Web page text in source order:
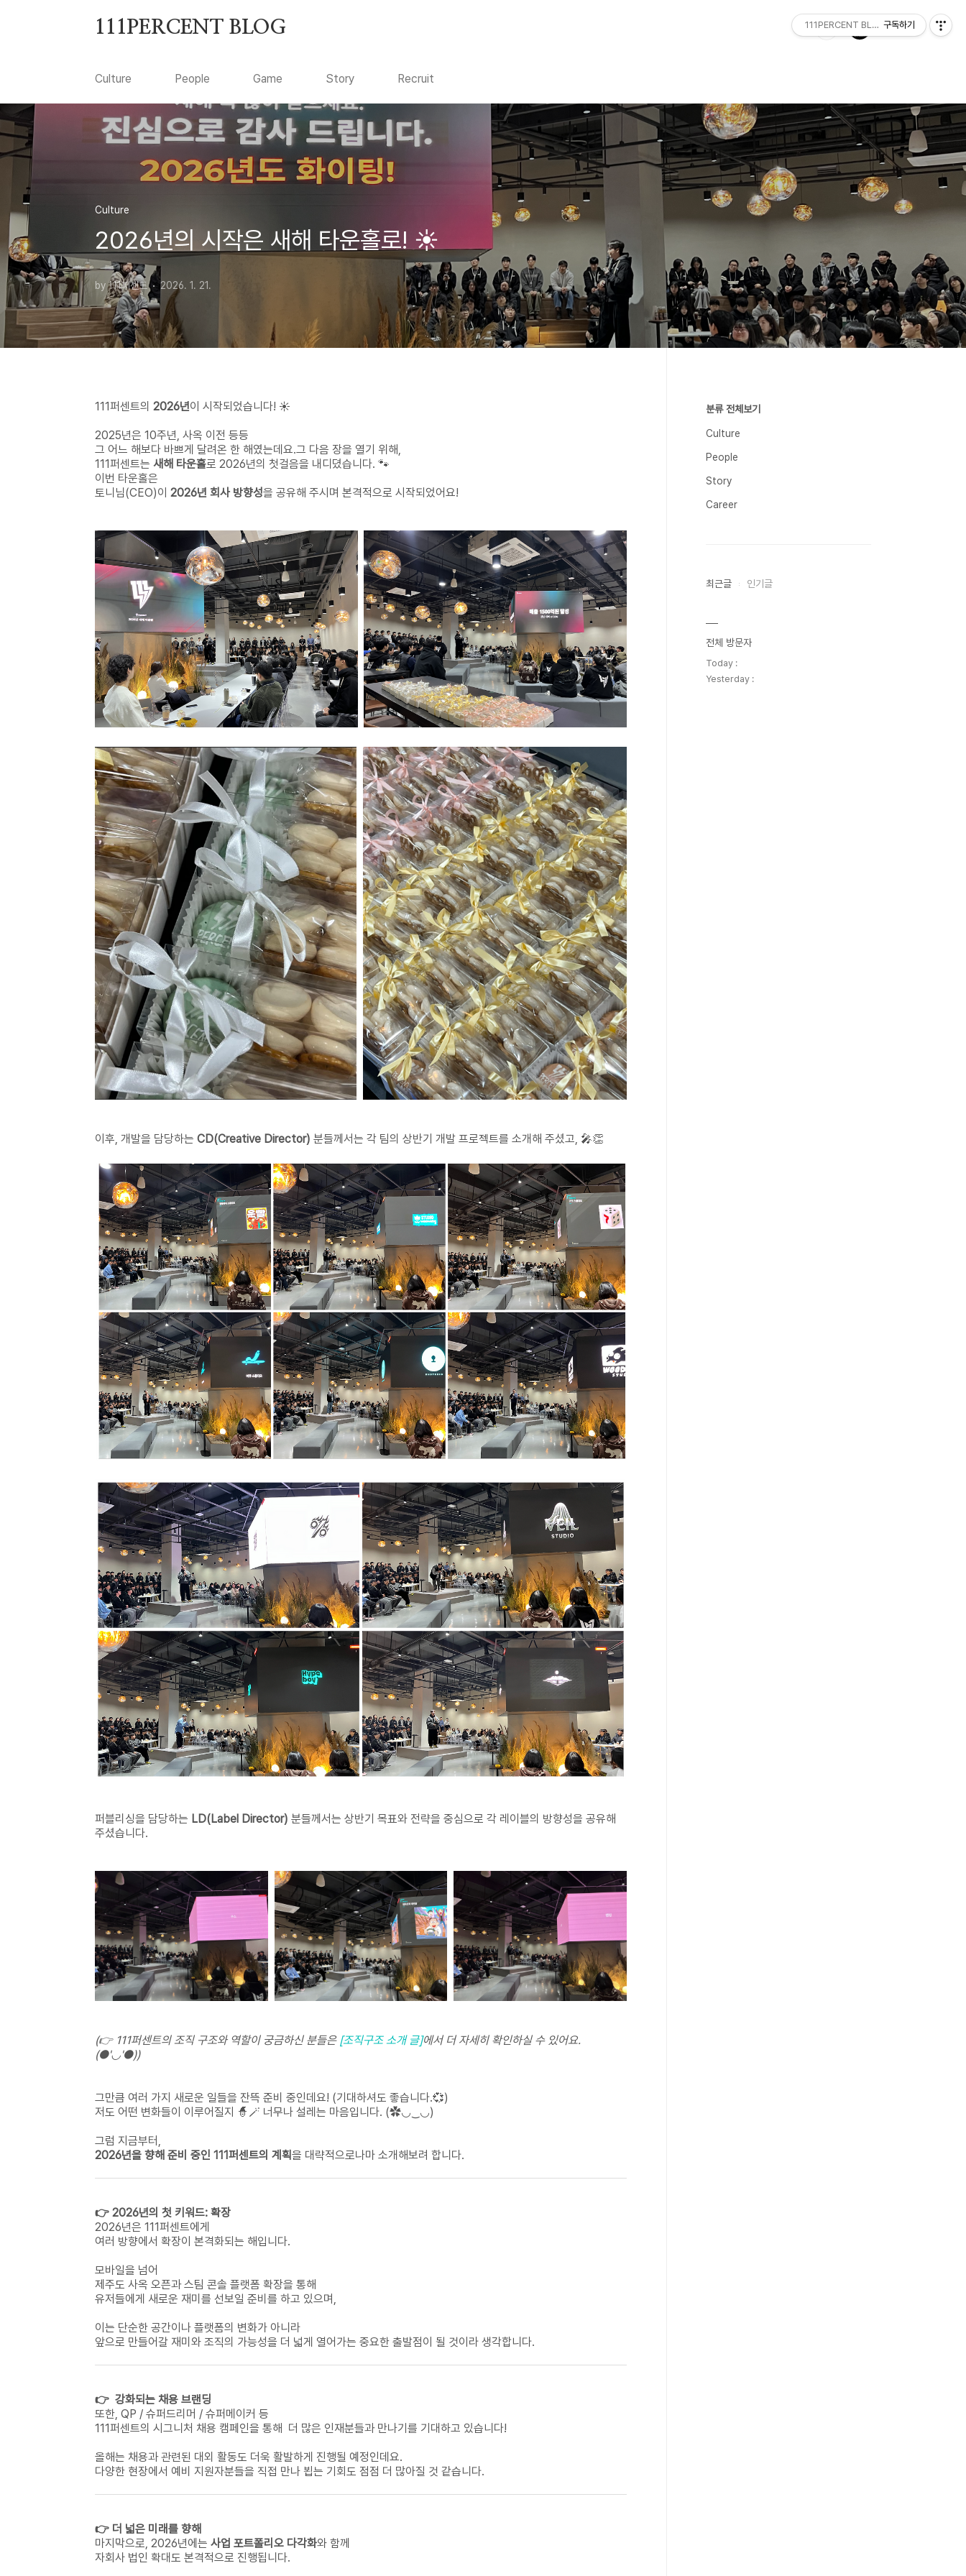
111PERCENT BLOG
Culture People Game Story Recruit
Culture
2026년의 시작은 새해 타운홀로! ☀️
by 111퍼센트 2026. 1. 21.
111퍼센트의 2026년이 시작되었습니다! ☀️
2025년은 10주년, 사옥 이전 등등
그 어느 해보다 바쁘게 달려온 한 해였는데요.그 다음 장을 열기 위해,
111퍼센트는 새해 타운홀로 2026년의 첫걸음을 내디뎠습니다. 🐾
이번 타운홀은
토니님(CEO)이 2026년 회사 방향성을 공유해 주시며 본격적으로 시작되었어요!
이후, 개발을 담당하는 CD(Creative Director) 분들께서는 각 팀의 상반기 개발 프로젝트를 소개해 주셨고, 🎤👏
퍼블리싱을 담당하는 LD(Label Director) 분들께서는 상반기 목표와 전략을 중심으로 각 레이블의 방향성을 공유해
주셨습니다.
(👉 111퍼센트의 조직 구조와 역할이 궁금하신 분들은[조직구조 소개 글]에서 더 자세히 확인하실 수 있어요.
(●'◡'●))
그만큼 여러 가지 새로운 일들을 잔뜩 준비 중인데요! (기대하셔도 좋습니다.💞)
저도 어떤 변화들이 이루어질지 🧙🪄 너무나 설레는 마음입니다. (✿◡‿◡)
그럼 지금부터,
2026년을 향해 준비 중인 111퍼센트의 계획을 대략적으로나마 소개해보려 합니다.
👉 2026년의 첫 키워드: 확장
2026년은 111퍼센트에게
여러 방향에서 확장이 본격화되는 해입니다.
모바일을 넘어
제주도 사옥 오픈과 스팀 콘솔 플랫폼 확장을 통해
유저들에게 새로운 재미를 선보일 준비를 하고 있으며,
이는 단순한 공간이나 플랫폼의 변화가 아니라
앞으로 만들어갈 재미와 조직의 가능성을 더 넓게 열어가는 중요한 출발점이 될 것이라 생각합니다.
👉 강화되는 채용 브랜딩
또한, QP / 슈퍼드리머 / 슈퍼메이커 등
111퍼센트의 시그니처 채용 캠페인을 통해 더 많은 인재분들과 만나기를 기대하고 있습니다!
올해는 채용과 관련된 대외 활동도 더욱 활발하게 진행될 예정인데요.
다양한 현장에서 예비 지원자분들을 직접 만나 뵙는 기회도 점점 더 많아질 것 같습니다.
👉 더 넓은 미래를 향해
마지막으로, 2026년에는 사업 포트폴리오 다각화와 함께
자회사 법인 확대도 본격적으로 진행됩니다.
분류 전체보기
Culture
People
Story
Career
최근글 인기글
전체 방문자
Today :
Yesterday :
111PERCENT BLOG구독하기